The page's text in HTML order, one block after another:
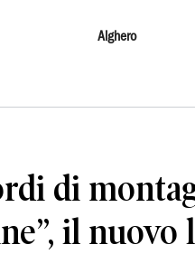
Alghero
di
il nuovo